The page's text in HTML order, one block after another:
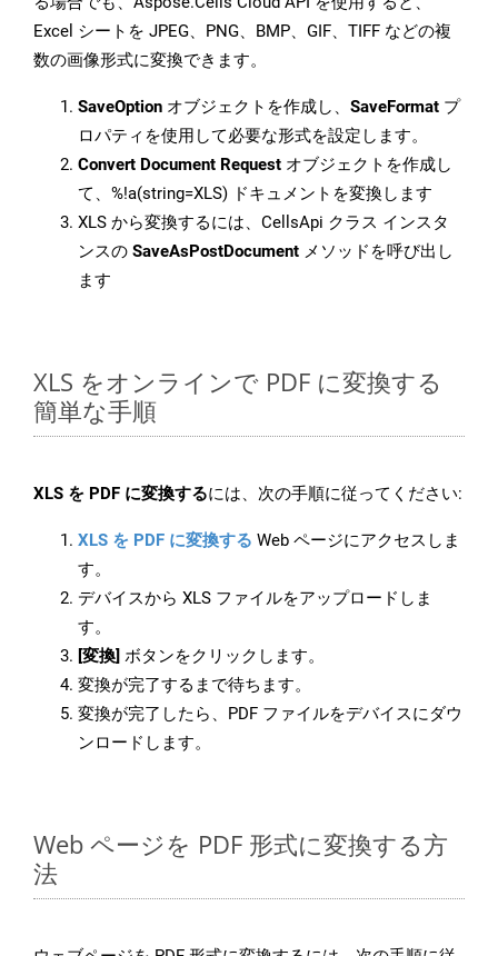
Excel シートを JPEG、PNG、BMP、GIF、TIFF などの複
数の画像形式に変換できます。
SaveOption オブジェクトを作成し、 SaveFormat プ
ロパティを使用して必要な形式を設定します。
Convert Document Request オブジェクトを作成し
て、%!a(string=XLS) ドキュメントを変換します
XLS から変換するには、CellsApi クラス インスタ
ンスの SaveAsPostDocument メソッドを呼び出し
ます
XLS をオンラインで PDF に変換する
簡単な手順
XLS を PDF に変換するには、次の手順に従ってください:
XLS を PDF に変換する Web ページにアクセスしま
す。
デバイスから XLS ファイルをアップロードしま
す。
[変換] ボタンをクリックします。
変換が完了するまで待ちます。
変換が完了したら、PDF ファイルをデバイスにダウ
ンロードします。
Web ページを PDF 形式に変換する方
法